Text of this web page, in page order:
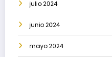
julio 2024
junio 2024
mayo 2024